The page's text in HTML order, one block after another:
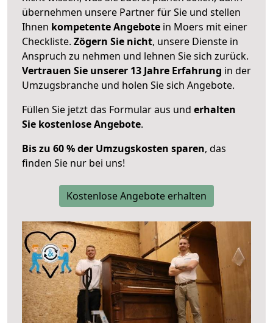
übernehmen unsere Partner für Sie und stellen
Ihnen kompetente Angebote in Moers mit einer
Checkliste. Zögern Sie nicht, unsere Dienste in
Anspruch zu nehmen und lehnen Sie sich zurück.
Vertrauen Sie unserer 13 Jahre Erfahrung in der
Umzugsbranche und holen Sie sich Angebote.
Füllen Sie jetzt das Formular aus und erhalten
Sie kostenlose Angebote.
Bis zu 60 % der Umzugskosten sparen, das
finden Sie nur bei uns!
Kostenlose Angebote erhalten